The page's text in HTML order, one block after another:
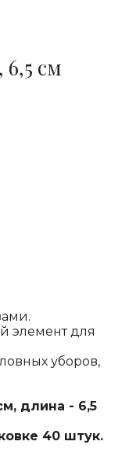
см
элемент для
уборов,
длина - 6,5
40 штук.